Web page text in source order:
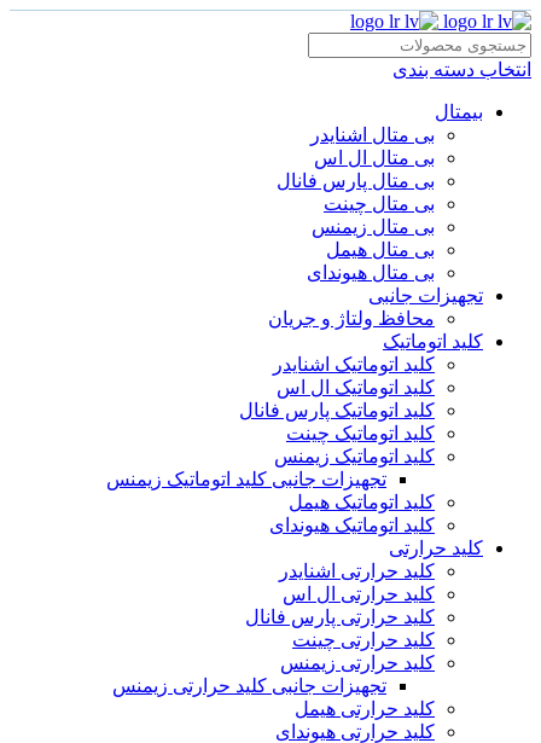
انتخاب دسته بندی
بیمتال
بی متال اشنایدر
بی متال ال اس
بی متال پارس فانال
بی متال چینت
بی متال زیمنس
بی متال هیمل
بی متال هیوندای
تجهیزات جانبی
محافظ ولتاژ و‌ جریان
کلید اتوماتیک
کلید اتوماتیک اشنایدر
کلید اتوماتیک ال اس
کلید اتوماتیک پارس فانال
کلید اتوماتیک چینت
کلید اتوماتیک زیمنس
تجهیزات جانبی کلید اتوماتیک زیمنس
کلید اتوماتیک هیمل
کلید اتوماتیک هیوندای
کلید حرارتی
کلید حرارتی اشنایدر
کلید حرارتی ال اس
کلید حرارتی پارس فانال
کلید حرارتی چینت
کلید حرارتی زیمنس
تجهیزات جانبی کلید حرارتی زیمنس
کلید حرارتی هیمل
کلید حرارتی هیوندای